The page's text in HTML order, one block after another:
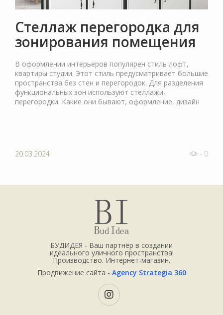
Стеллаж перегородка для
зонирования помещения
В оформлении интерьеров популярен стиль лофт,
квартиры студии. Этот стиль предусматривает большие
пространства без стен и перегородок. Для разделения
функциональных зон используют стеллажи-
перегородки. Какие они бывают, оформление, дизайн
20.03.2024 - 0
БУДИДЕЯ - Ваш партнёр в создании
идеального уличного пространства!
Производство. Интернет-магазин.
Продвижение сайта - Agency Strategia 360